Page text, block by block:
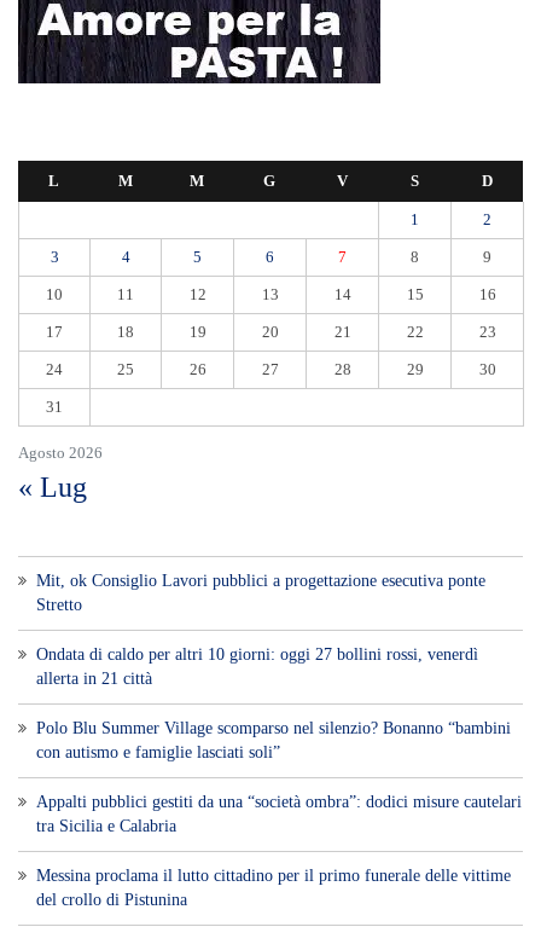
Agosto 2026
L M M G V S D
1 2
3 4 5 6 7 8 9
10 11 12 13 14 15 16
17 18 19 20 21 22 23
24 25 26 27 28 29 30
31
« Lug
Mit, ok Consiglio Lavori pubblici a progettazione esecutiva ponte
Stretto
Ondata di caldo per altri 10 giorni: oggi 27 bollini rossi, venerdì
allerta in 21 città
Polo Blu Summer Village scomparso nel silenzio? Bonanno “bambini
con autismo e famiglie lasciati soli”
Appalti pubblici gestiti da una “società ombra”: dodici misure cautelari
tra Sicilia e Calabria
Messina proclama il lutto cittadino per il primo funerale delle vittime
del crollo di Pistunina